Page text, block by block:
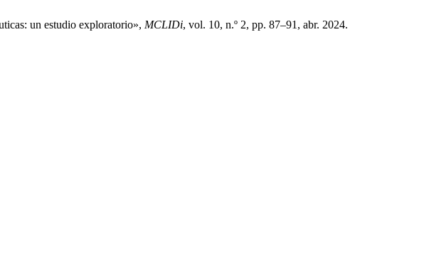
un estudio exploratorio», MCLIDi, vol. 10, n.º 2, pp. 87–91, abr. 2024.